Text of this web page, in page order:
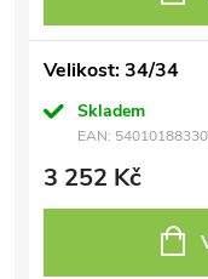
Velikost: 34/34
Skladem
EAN:
3 252 Kč